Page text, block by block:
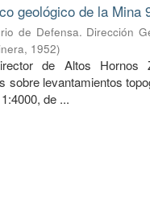
geológico de la
de Defensa. Dirección
, 1952)
de Altos
sobre levantamientos
de ...